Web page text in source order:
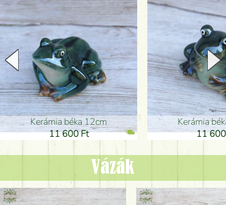
Kerámia béka 12cm
11 600 Ft
Kerámia
11
Vázák